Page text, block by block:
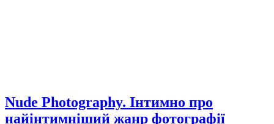
Nude Photography. Інтимно про
найінтимніший жанр фотографії